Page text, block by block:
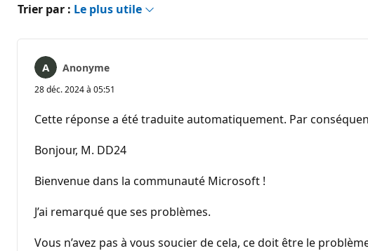
Trier par : Le plus utile
Anonyme
28 déc. 2024 à 05:51
Cette réponse a été traduite automatiquement. Par
Bonjour, M. DD24
Bienvenue dans la communauté Microsoft !
J’ai remarqué que ses problèmes.
Vous n’avez pas à vous soucier de cela, ce doit être le